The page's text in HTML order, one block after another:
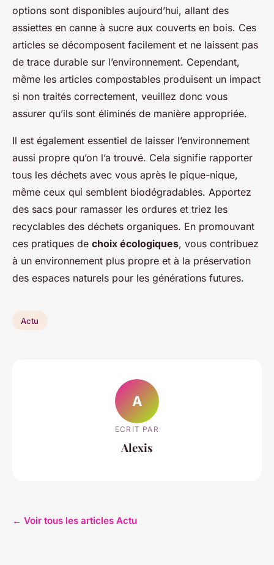
options sont disponibles aujourd’hui, allant des
assiettes en canne à sucre aux couverts en bois. Ces
articles se décomposent facilement et ne laissent pas
de trace durable sur l’environnement. Cependant,
même les articles compostables produisent un impact
si non traités correctement, veuillez donc vous
assurer qu’ils sont éliminés de manière appropriée.
Il est également essentiel de laisser l’environnement
aussi propre qu’on l’a trouvé. Cela signifie rapporter
tous les déchets avec vous après le pique-nique,
même ceux qui semblent biodégradables. Apportez
des sacs pour ramasser les ordures et triez les
recyclables des déchets organiques. En promouvant
ces pratiques de choix écologiques, vous contribuez
à un environnement plus propre et à la préservation
des espaces naturels pour les générations futures.
Actu
A
ECRIT PAR
Alexis
← Voir tous les articles Actu